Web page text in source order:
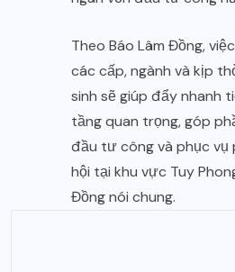
Theo Báo Lâm Đồng,
các cấp, ngành và kịp
sinh sẽ giúp đẩy nhanh
tầng quan trọng, góp
đầu tư công và phục vụ
hội tại khu vực Tuy
Đồng nói chung.